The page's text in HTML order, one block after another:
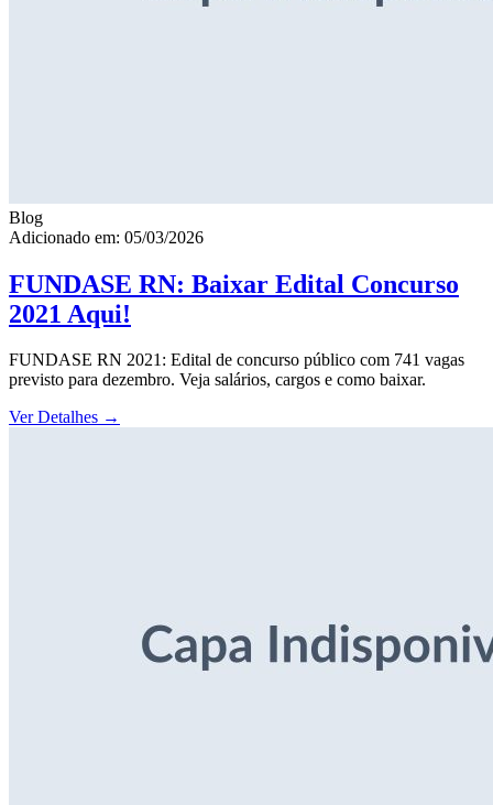
Blog
Adicionado em: 05/03/2026
FUNDASE RN: Baixar Edital Concurso
2021 Aqui!
FUNDASE RN 2021: Edital de concurso público com 741 vagas
previsto para dezembro. Veja salários, cargos e como baixar.
Ver Detalhes →